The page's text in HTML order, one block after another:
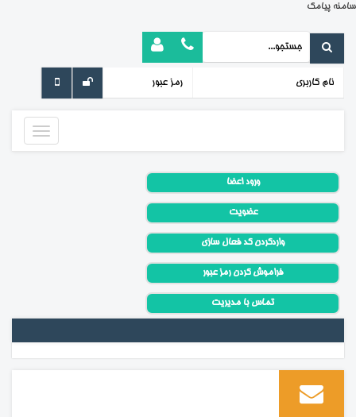
سامنه پیامک
Toggle
ورود اعضا
عضویت
واردکردن کد فعال سازی
فراموش کردن رمز عبور
تماس با مدیریت